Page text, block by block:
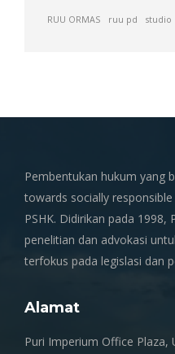
RUU ORMAS ruu pd studio
Pembentukan hukum yang
towards socially
PSHK. Didirikan pada 1998,
penelitian dan advokasi
terfokus pada legislasi dan
Alamat
Puri Imperium Office Plaza,